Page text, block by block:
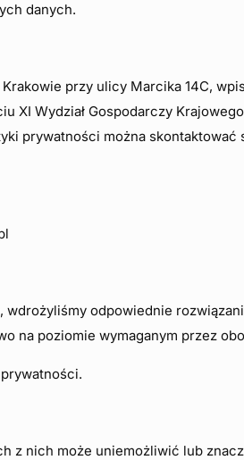
danych.
przy ulicy Marcika 14C,
Wydział Gospodarczy
prywatności można
odpowiednie
poziomie wymaganym przez
z nich może uniemożliwić lub